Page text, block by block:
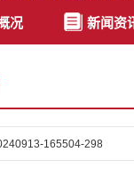
况 新闻资
165504-298